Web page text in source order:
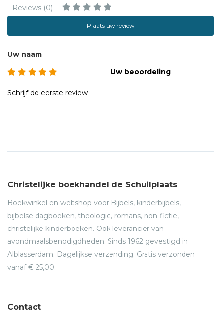
vele liederen, verhalen, dagboeken en theologische
boeken. Willeke Brouwer illustreerde vele kinderboeken en
is vaste cartoonist van het Nederlands Dagblad.
Reviews (0)
Plaats uw review
Uw naam
Uw beoordeling
Schrijf de eerste review
Christelijke boekhandel de Schuilplaats
Boekwinkel en webshop voor Bijbels, kinderbijbels,
bijbelse dagboeken, theologie, romans, non-fictie,
christelijke kinderboeken. Ook leverancier van
avondmaalsbenodigdheden. Sinds 1962 gevestigd in
Alblasserdam. Dagelijkse verzending. Gratis verzonden
vanaf € 25,00.
Contact